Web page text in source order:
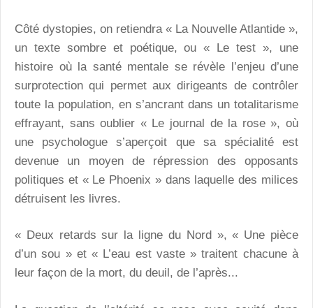
Côté dystopies, on retiendra « La Nouvelle Atlantide »,
un texte sombre et poétique, ou « Le test », une
histoire où la santé mentale se révèle l’enjeu d’une
surprotection qui permet aux dirigeants de contrôler
toute la population, en s’ancrant dans un totalitarisme
effrayant, sans oublier « Le journal de la rose », où
une psychologue s’aperçoit que sa spécialité est
devenue un moyen de répression des opposants
politiques et « Le Phoenix » dans laquelle des milices
détruisent les livres.
« Deux retards sur la ligne du Nord », « Une pièce
d’un sou » et « L’eau est vaste » traitent chacune à
leur façon de la mort, du deuil, de l’après...